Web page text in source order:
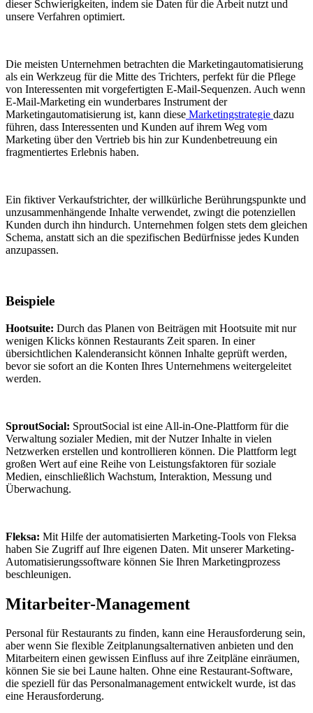
dieser Schwierigkeiten, indem sie Daten für die Arbeit nutzt und
unsere Verfahren optimiert.
Die meisten Unternehmen betrachten die Marketingautomatisierung
als ein Werkzeug für die Mitte des Trichters, perfekt für die Pflege
von Interessenten mit vorgefertigten E-Mail-Sequenzen. Auch wenn
E-Mail-Marketing ein wunderbares Instrument der
Marketingautomatisierung ist, kann diese Marketingstrategie dazu
führen, dass Interessenten und Kunden auf ihrem Weg vom
Marketing über den Vertrieb bis hin zur Kundenbetreuung ein
fragmentiertes Erlebnis haben.
Ein fiktiver Verkaufstrichter, der willkürliche Berührungspunkte und
unzusammenhängende Inhalte verwendet, zwingt die potenziellen
Kunden durch ihn hindurch. Unternehmen folgen stets dem gleichen
Schema, anstatt sich an die spezifischen Bedürfnisse jedes Kunden
anzupassen.
Beispiele
Hootsuite: Durch das Planen von Beiträgen mit Hootsuite mit nur
wenigen Klicks können Restaurants Zeit sparen. In einer
übersichtlichen Kalenderansicht können Inhalte geprüft werden,
bevor sie sofort an die Konten Ihres Unternehmens weitergeleitet
werden.
SproutSocial: SproutSocial ist eine All-in-One-Plattform für die
Verwaltung sozialer Medien, mit der Nutzer Inhalte in vielen
Netzwerken erstellen und kontrollieren können. Die Plattform legt
großen Wert auf eine Reihe von Leistungsfaktoren für soziale
Medien, einschließlich Wachstum, Interaktion, Messung und
Überwachung.
Fleksa: Mit Hilfe der automatisierten Marketing-Tools von Fleksa
haben Sie Zugriff auf Ihre eigenen Daten. Mit unserer Marketing-
Automatisierungssoftware können Sie Ihren Marketingprozess
beschleunigen.
Mitarbeiter-Management
Personal für Restaurants zu finden, kann eine Herausforderung sein,
aber wenn Sie flexible Zeitplanungsalternativen anbieten und den
Mitarbeitern einen gewissen Einfluss auf ihre Zeitpläne einräumen,
können Sie sie bei Laune halten. Ohne eine Restaurant-Software,
die speziell für das Personalmanagement entwickelt wurde, ist das
eine Herausforderung.